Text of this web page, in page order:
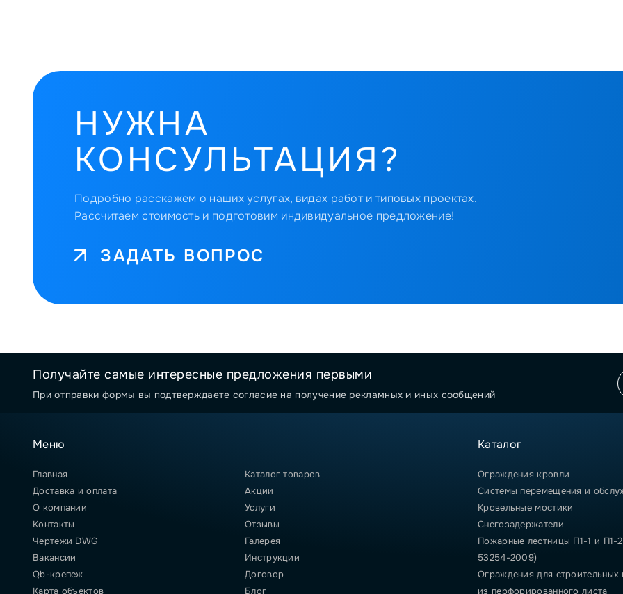
НУЖНА
КОНСУЛЬТАЦИЯ?
Подробно расскажем о наших услугах, видах работ и типовых проектах.
Рассчитаем стоимость и подготовим индивидуальное предложение!
ЗАДАТЬ ВОПРОС
Получайте самые интересные предложения первыми
При отправки формы вы подтверждаете согласие на получение рекламных и иных сообщений
Меню
Главная
Каталог товаров
Доставка и оплата
Акции
О компании
Услуги
Контакты
Отзывы
Чертежи DWG
Галерея
Вакансии
Инструкции
Qb-крепеж
Договор
Карта объектов
Блог
Каталог
Ограждения кровли
Системы перемещения и
Кровельные мостики
Снегозадержатели
Пожарные лестницы П1-1 и П1-
53254-2009)
Ограждения для
из перфорированного листа